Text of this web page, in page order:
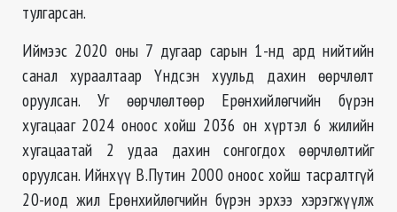
тулгарсан.
Иймээс 2020 оны 7 дугаар сарын 1-нд ард нийтийн
санал хураалтаар Үндсэн хуульд дахин өөрчлөлт
оруулсан. Уг өөрчлөлтөөр Ерөнхийлөгчийн бүрэн
хугацааг 2024 оноос хойш 2036 он хүртэл 6 жилийн
хугацаатай 2 удаа дахин сонгогдох өөрчлөлтийг
оруулсан. Ийнхүү В.Путин 2000 оноос хойш тасралтгүй
20-иод жил Ерөнхийлөгчийн бүрэн эрхээ хэрэгжүүлж